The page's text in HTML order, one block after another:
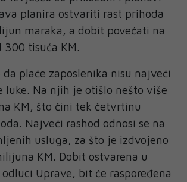
planira ostvariti rast prihoda
maraka, a dobit povećati na
300 tisuća KM.
plaće zaposlenika nisu najveći
luke. Na njih je otišlo nešto više
KM, što čini tek četvrtinu
Najveći rashod odnosi se na
usluga, za što je izdvojeno
KM. Dobit ostvarena u
Uprave, bit će raspoređena